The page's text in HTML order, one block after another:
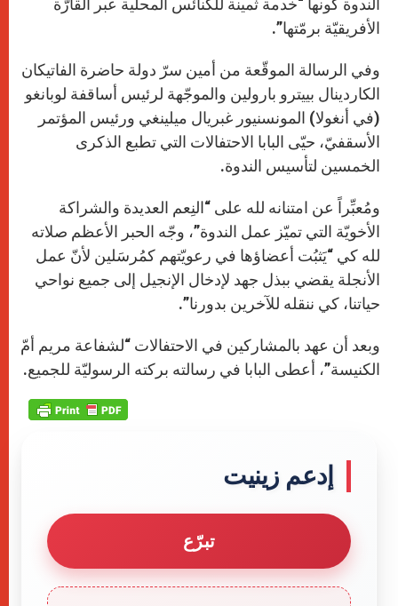
الندوة كونها “خدمة ثمينة للكنائس المحلية عبر القارّة
الأفريقيّة برمّتها”.
وفي الرسالة الموقّعة من أمين سرّ دولة حاضرة الفاتيكان
الكاردينال بييترو بارولين والموجّهة لرئيس أساقفة لوبانغو
(في أنغولا) المونسنيور غبريال ميلينغي ورئيس المؤتمر
الأسقفيّ، حيّى البابا الاحتفالات التي تطبع الذكرى
الخمسين لتأسيس الندوة.
ومُعبِّراً عن امتنانه لله على “النِعم العديدة والشراكة
الأخويّة التي تميّز عمل الندوة”، وجّه الحبر الأعظم صلاته
لله كي “يَثبُت أعضاؤها في رعويّتهم كمُرسَلين لأنّ عمل
الأنجلة يقضي ببذل جهد لإدخال الإنجيل إلى جميع نواحي
حياتنا، كي ننقله للآخرين بدورنا”.
وبعد أن عهد بالمشاركين في الاحتفالات “لشفاعة مريم أمّ
الكنيسة”، أعطى البابا في رسالته بركته الرسوليّة للجميع.
إدعم زينيت
تبرّع